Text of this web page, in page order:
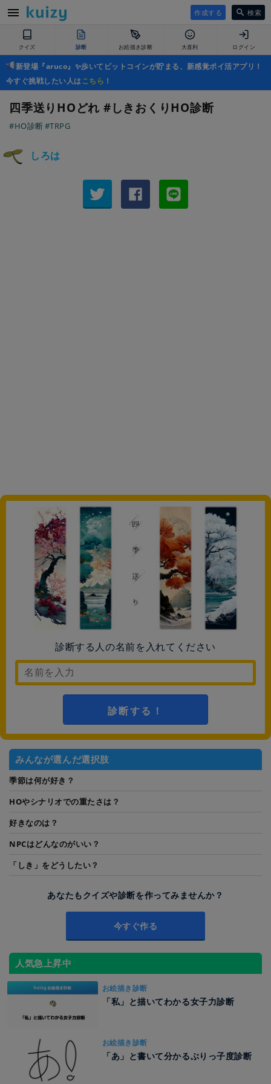
作成する 検索
クイズ 診断 お絵描き診断 大喜利 ログイン
新登場『aruco』✨歩いてビットコインが貯まる、新感覚ポイ活アプリ！
今すぐ挑戦したい人はこちら ！
四季送りHOどれ #しきおくりHO診断
#HO診断#TRPG
しろは
診断する人の名前を入れてください
診断する！
みんなが選んだ選択肢
季節は何が好き？
HOやシナリオでの重たさは？
好きなのは？
NPCはどんなのがいい？
「しき」をどうしたい？
あなたもクイズや診断を作ってみませんか？
今すぐ作る
人気急上昇中
お絵描き診断
「私」と描いてわかる女子力診断
お絵描き診断
「あ」と書いて分かるぶりっ子度診断